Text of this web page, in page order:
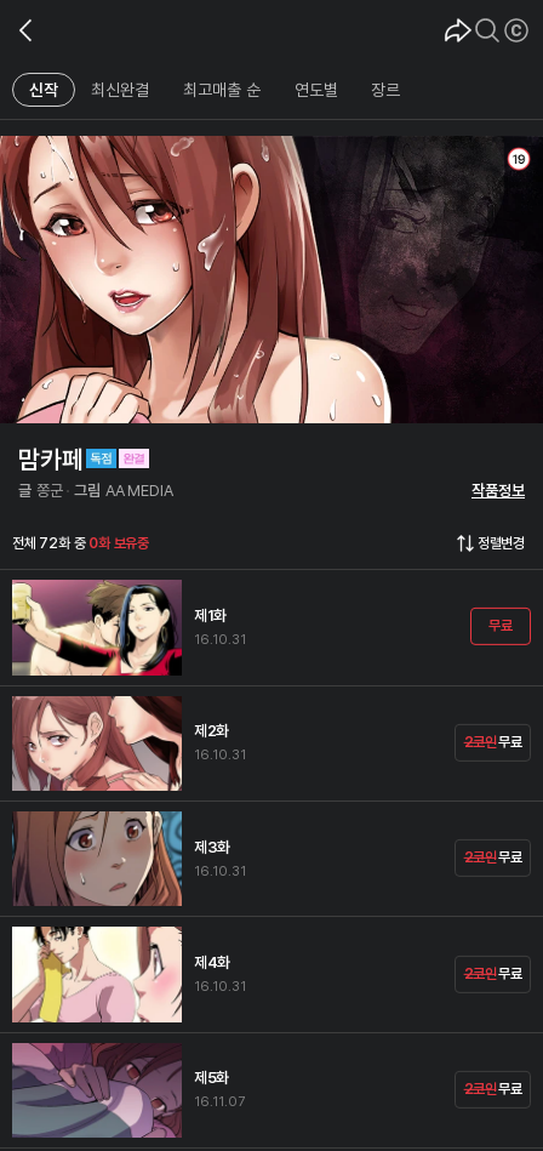
신작 최신완결 최고매출 순 연도별 장르
맘카페
글 쫑군 그림 AA MEDIA 작품정보
전체 72화 중 0화 보유중 정렬변경
제1화
16.10.31
무료
제2화
16.10.31
2코인무료
제3화
16.10.31
2코인무료
제4화
16.10.31
2코인무료
제5화
16.11.07
2코인무료